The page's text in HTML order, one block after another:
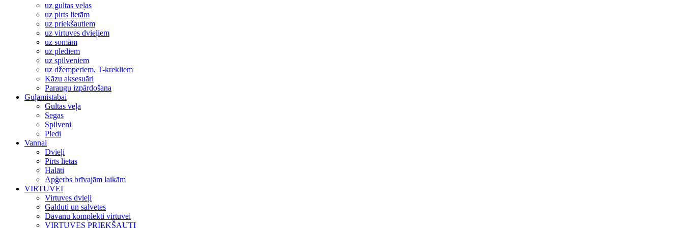
uz gultas veļas
uz pirts lietām
uz priekšautiem
uz virtuves dvieļiem
uz somām
uz plediem
uz spilveniem
uz džemperiem, T-krekliem
Kāzu aksesuāri
Paraugu izpārdošana
Guļamistabai
Gultas veļa
Segas
Spilveni
Pledi
Vannai
Dvieļi
Pirts lietas
Halāti
Apģerbs brīvajām laikām
VIRTUVEI
Virtuves dvieļi
Galduti un salvetes
Dāvanu komplekti virtuvei
VIRTUVES PRIEKŠAUTI